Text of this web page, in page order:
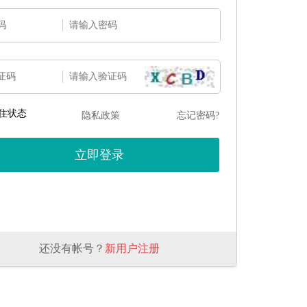
码
状态 隐私政策 忘记密码?
还没有帐号？ 新用户注册